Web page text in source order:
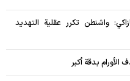
واشنطن تكرر عقلية التهديد
بدقة أكبر